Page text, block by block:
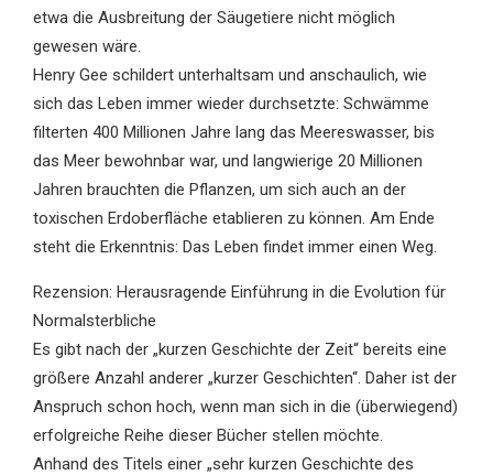
etwa die Ausbreitung der Säugetiere nicht möglich
gewesen wäre.
Henry Gee schildert unterhaltsam und anschaulich, wie
sich das Leben immer wieder durchsetzte: Schwämme
filterten 400 Millionen Jahre lang das Meereswasser, bis
das Meer bewohnbar war, und langwierige 20 Millionen
Jahren brauchten die Pflanzen, um sich auch an der
toxischen Erdoberfläche etablieren zu können. Am Ende
steht die Erkenntnis: Das Leben findet immer einen Weg.
Rezension: Herausragende Einführung in die Evolution für
Normalsterbliche
Es gibt nach der „kurzen Geschichte der Zeit“ bereits eine
größere Anzahl anderer „kurzer Geschichten“. Daher ist der
Anspruch schon hoch, wenn man sich in die (überwiegend)
erfolgreiche Reihe dieser Bücher stellen möchte.
Anhand des Titels einer „sehr kurzen Geschichte des